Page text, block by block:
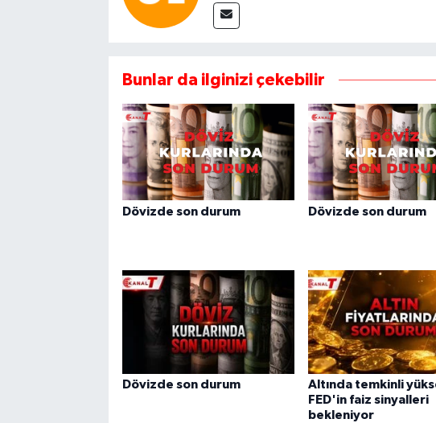
Bunlar da ilginizi çekebilir
Dövizde son durum Dövizde son durum
Dövizde son durum
Altında temkinli
FED'in faiz sinyalleri
bekleniyor